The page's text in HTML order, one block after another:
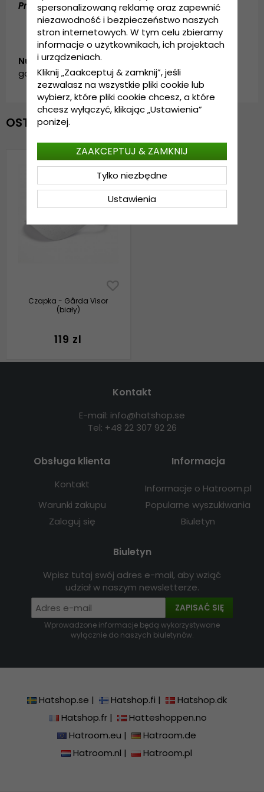
Przewodnik po rozmiarach:Rozmiar uniwersalny
Numer artykułu:
garda.cap.visor.white
OSTATNIO OGLĄDANE
Czapka - Gårda Visor
(biały)
119 zl
Kontakt
E-mail: info@hatshop.se
Tel: +48 22 307 92 26
Obsługa klienta
Kontakt
Warunki zakupu
Zaloguj się
Informacja
Informacje o Hatroom.pl
Popularne wyszukiwania
Biuletyn
Biuletyn
Wpisz tutaj swój adres e-mail, aby wziąć
udział w naszym newsletterze.
ZAPISAĆ SIĘ
Wprowadzone informacje będą wykorzystywane
wyłącznie do naszych biuletynów.
Hatshop.se | Hatshop.fi |
Hatshop.dk
Hatshop.fr|
Hatteshoppen.no
Hatroom.eu |
Hatroom.de
Hatroom.nl | Hatroom.pl
spersonalizowaną reklamę oraz zapewnić
niezawodność i bezpieczeństwo naszych
stron internetowych. W tym celu zbieramy
informacje o użytkownikach, ich projektach
i urządzeniach.
Kliknij „Zaakceptuj & zamknij”, jeśli
zezwalasz na wszystkie pliki cookie lub
wybierz, które pliki cookie chcesz, a które
chcesz wyłączyć, klikając „Ustawienia”
poniżej.
Ustawienia
Tylko niezbędne
ZAAKCEPTUJ & ZAMKNIJ